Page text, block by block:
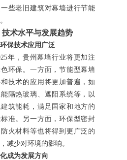
些老旧建筑对幕墙进行节能
技术水平与发展趋势
保技术应用广泛
年，贵州幕墙行业将更加注
环保。一方面，节能型幕墙
技术的应用将更加普遍，如
隔热玻璃、遮阳系统等，以
建筑能耗，满足国家和地方的
准。另一方面，环保型密封
防火材料等也将得到更广泛的
减少对环境的影响。
成为发展方向